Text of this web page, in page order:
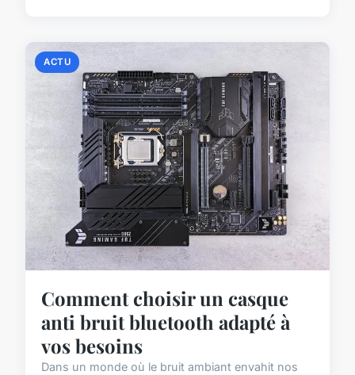
ACTU
Comment choisir un casque
anti bruit bluetooth adapté à
vos besoins
Dans un monde où le bruit ambiant envahit nos